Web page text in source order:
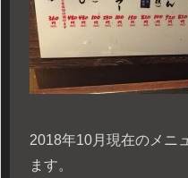
2018年10月現在のメニ
ます。